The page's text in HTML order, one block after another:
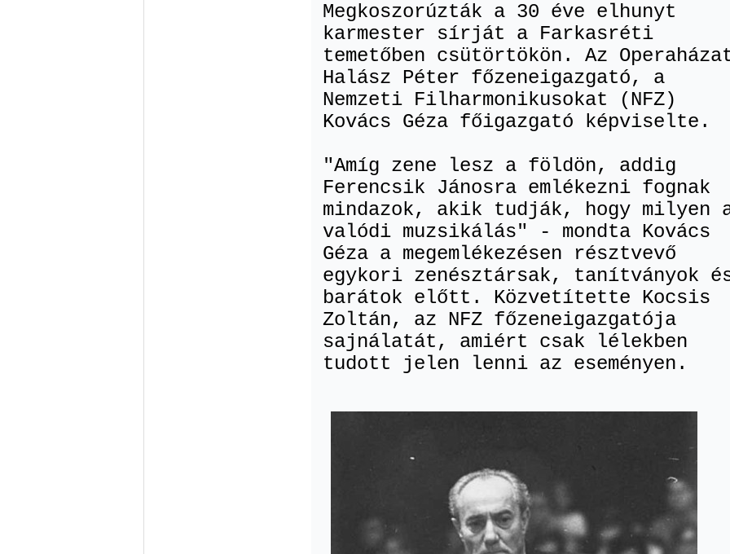
Megkoszorúzták a 30 éve elhunyt
karmester sírját a Farkasréti
temetőben csütörtökön. Az
Halász Péter főzeneigazgató, a
Nemzeti Filharmonikusokat (NFZ)
Kovács Géza főigazgató képviselte.
"Amíg zene lesz a földön, addig
Ferencsik Jánosra emlékezni fognak
mindazok, akik tudják, hogy milyen
valódi muzsikálás" - mondta Kovács
Géza a megemlékezésen résztvevő
egykori zenésztársak, tanítványok
barátok előtt. Közvetítette Kocsis
Zoltán, az NFZ főzeneigazgatója
sajnálatát, amiért csak lélekben
tudott jelen lenni az eseményen.